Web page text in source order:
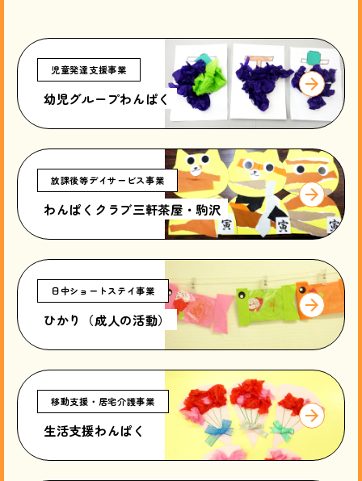
児童発達支援事業
幼児グループわんぱく
放課後等デイサービス事業
わんぱくクラブ三軒茶屋・駒沢
日中ショートステイ事業
ひかり（成人の活動）
移動支援・居宅介護事業
生活支援わんぱく